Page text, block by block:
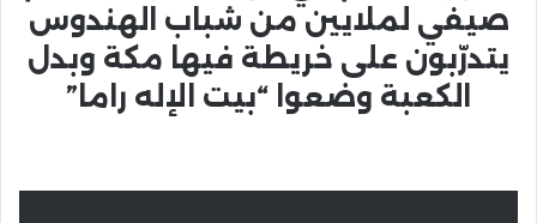
صيفي لملايين من شباب الهندوس
يتدرّبون على خريطة فيها مكة وبدل
الكعبة وضعوا “بيت الإله راما”